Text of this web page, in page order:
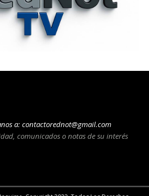
a: contactorednot@gmail.com
comunicados o notas de su interés